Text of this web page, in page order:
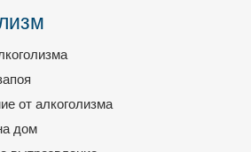
от алкоголизма
дом